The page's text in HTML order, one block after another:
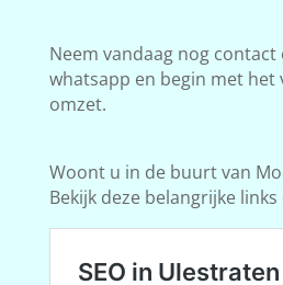
Neem vandaag nog contact
whatsapp en begin met het
omzet.
Woont u in de buurt van
Bekijk deze belangrijke links